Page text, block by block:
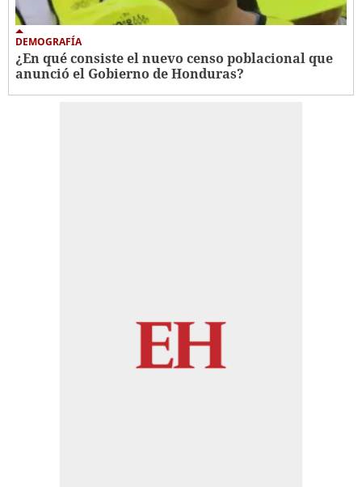
DEMOGRAFÍA
¿En qué consiste el nuevo censo poblacional que
anunció el Gobierno de Honduras?